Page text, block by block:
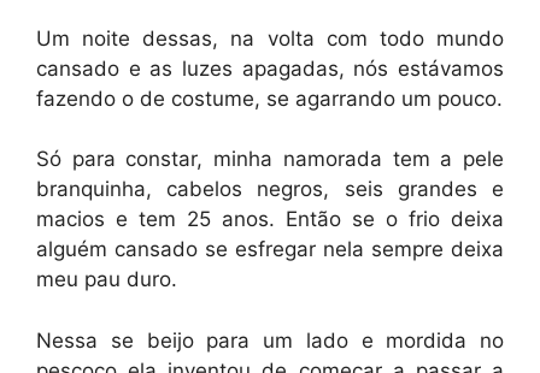
Um noite dessas, na volta com todo mundo
cansado e as luzes apagadas, nós estávamos
fazendo o de costume, se agarrando um pouco.
Só para constar, minha namorada tem a pele
branquinha, cabelos negros, seis grandes e
macios e tem 25 anos. Então se o frio deixa
alguém cansado se esfregar nela sempre deixa
meu pau duro.
Nessa se beijo para um lado e mordida no